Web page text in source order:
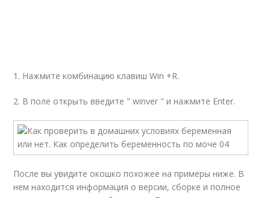
1. Нажмите комбинацию клавиш Win +R.
2. В поле открыть введите " winver " и нажмите Enter.
После вы увидите окошко похожее на примеры ниже. В
нем находится информация о версии, сборке и полное